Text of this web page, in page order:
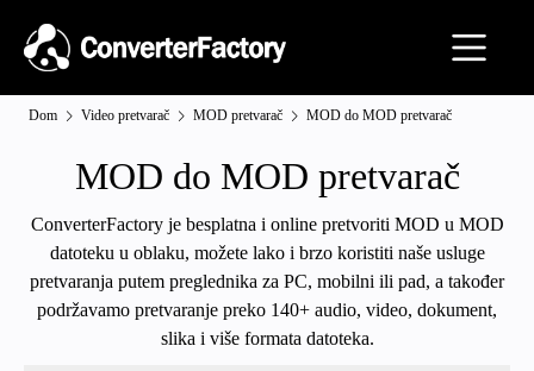
Dom Video pretvarač MOD pretvarač MOD do MOD pretvarač
MOD do MOD pretvarač
ConverterFactory je besplatna i online pretvoriti MOD u MOD
datoteku u oblaku, možete lako i brzo koristiti naše usluge
pretvaranja putem preglednika za PC, mobilni ili pad, a također
podržavamo pretvaranje preko 140+ audio, video, dokument,
slika i više formata datoteka.